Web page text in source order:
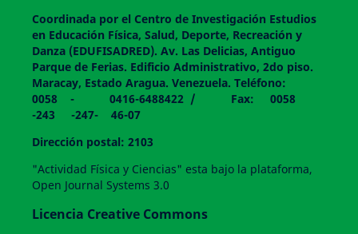
Coordinada por el Centro de Investigación Estudios
en Educación Física, Salud, Deporte, Recreación y
Danza (EDUFISADRED). Av. Las Delicias, Antiguo
Parque de Ferias. Edificio Administrativo, 2do piso.
Maracay, Estado Aragua. Venezuela. Teléfono:
0058 - 0416-6488422 / Fax: 0058
-243 -247- 46-07
Dirección postal: 2103
"Actividad Física y Ciencias" esta bajo la plataforma,
Open Journal Systems 3.0
Licencia Creative Commons